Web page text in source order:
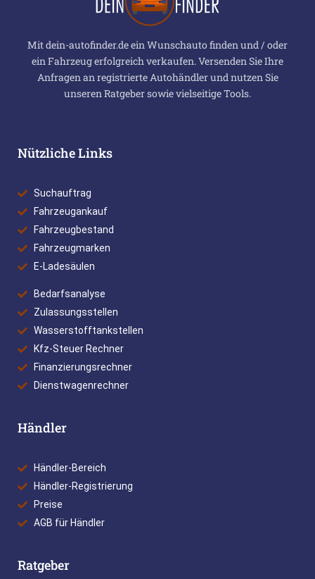
Mit dein-autofinder.de ein Wunschauto finden und / oder
ein Fahrzeug erfolgreich verkaufen. Versenden Sie Ihre
Anfragen an registrierte Autohändler und nutzen Sie
unseren Ratgeber sowie vielseitige Tools.
Nützliche Links
Suchauftrag
Fahrzeugankauf
Fahrzeugbestand
Fahrzeugmarken
E-Ladesäulen
Bedarfsanalyse
Zulassungsstellen
Wasserstofftankstellen
Kfz-Steuer Rechner
Finanzierungsrechner
Dienstwagenrechner
Händler
Händler-Bereich
Händler-Registrierung
Preise
AGB für Händler
Ratgeber